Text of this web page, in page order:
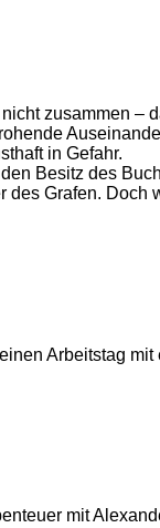
zusammen –
in Gefahr.
Besitz des
des Grafen. Doch
Arbeitstag
mit